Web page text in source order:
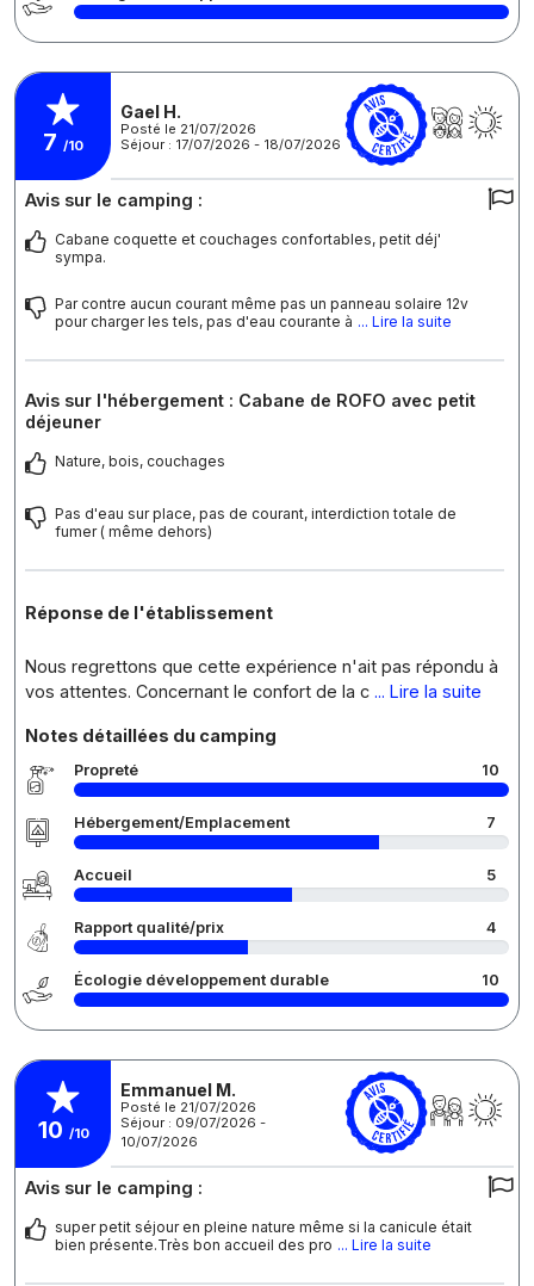
7 /10
Gael H.
Posté le 21/07/2026
Séjour : 17/07/2026 - 18/07/2026
Avis sur le camping :
Cabane coquette et couchages confortables, petit déj'
sympa.
Par contre aucun courant même pas un panneau solaire 12v
pour charger les tels, pas d'eau courante à ... Lire la suite
Avis sur l'hébergement : Cabane de ROFO avec petit
déjeuner
Nature, bois, couchages
Pas d'eau sur place, pas de courant, interdiction totale de
fumer ( même dehors)
Réponse de l'établissement
Nous regrettons que cette expérience n'ait pas répondu à
vos attentes. Concernant le confort de la c ... Lire la suite
Notes détaillées du camping
Propreté 10
Hébergement/Emplacement 7
Accueil 5
Rapport qualité/prix 4
Écologie développement durable 10
10 /10
Emmanuel M.
Posté le 21/07/2026
Séjour : 09/07/2026 -
10/07/2026
Avis sur le camping :
super petit séjour en pleine nature même si la canicule était
bien présente.Très bon accueil des pro ... Lire la suite